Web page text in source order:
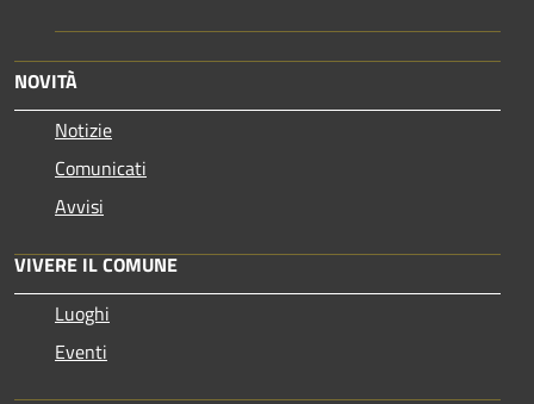
NOVITÀ
Notizie
Comunicati
Avvisi
VIVERE IL COMUNE
Luoghi
Eventi